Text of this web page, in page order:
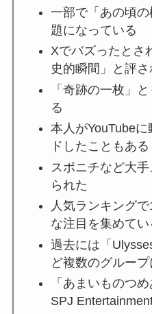
一部で「あの頃
題になっている
Xでバズったとさ
史的瞬間」と評
「奇跡の一枚」
る
本人がYouTube
ドしたこともある
スポニチなど大
られた
人気ランキング
な注目を集めてい
過去には「
ど複数のグルー
「あまいものつ
SPJ